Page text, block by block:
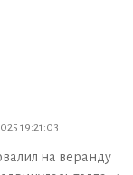
19:21:03
на веранду